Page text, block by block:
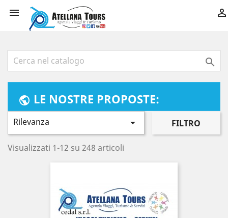
 

public LE NOSTRE PROPOSTE:
Rilevanza  FILTRO
Visualizzati 1-12 su 248 articoli